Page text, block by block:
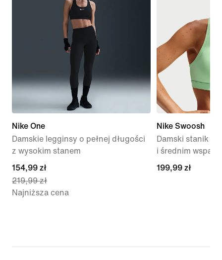
Nike One
Damskie legginsy o pełnej długości
z wysokim stanem
current
price
154,99 zł,
154,99 zł
219,99 zł
Najniższa cena
Nike Swoosh
Damski stanik
i średnim
199,99 zł
199,99 zł